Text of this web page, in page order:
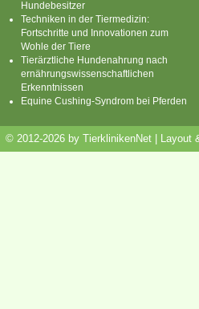
Hundebesitzer
Techniken in der Tiermedizin:
Fortschritte und Innovationen zum
Wohle der Tiere
Tierärztliche Hundenahrung nach
ernährungswissenschaftlichen
Erkenntnissen
Equine Cushing-Syndrom bei Pferden
© 2012-2026 by TierklinikenNet | Layout